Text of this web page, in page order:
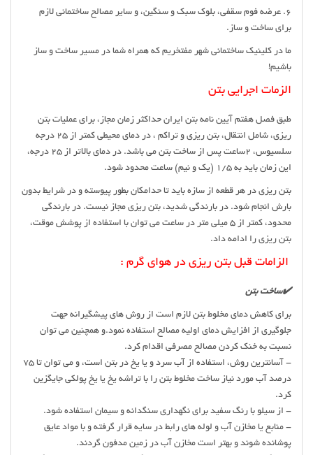
6. عرضه فوم سقفی، بلوک سبک و سنگین، و سایر مصالح ساختمانی لازم
برای ساخت و ساز.
ما در کلینیک ساختمانی شهر مفتخریم که همراه شما در مسیر ساخت و ساز
باشیم!
الزمات اجرایی بتن
طبق فصل هفتم آیین نامه بتن ایران حداکثر زمان مجاز، برای عملیات بتن
ریزی، شامل انتقال، بتن ریزی و تراکم ، در دمای محیطی کمتر از ۲۵ درجه
سلسیوس، ۲ساعت پس از ساخت بتن می باشد. در دمای بالاتر از ۲۵ درجه،
این زمان باید به ۱/۵ (یک و نیم) ساعت محدود شود.
بتن ریزی در هر قطعه از سازه باید تا حدامکان بطور پیوسته و در شرایط بدون
بارش انجام شود. در بارندگی شدید، بتن ریزی مجاز نیست. در بارندگی
محدود، کمتر از ۵ میلی متر در ساعت می توان با استفاده از پوشش موقت،
بتن ریزی را ادامه داد.
الزامات قبل بتن ریزی در هوای گرم :
✔️ساخت بتن
برای کاهش دمای مخلوط بتن لازم است از روش های پیشگیرانه جهت
جلوگیری از افزایش دمای اولیه مصالح استفاده نمود.و همچنین می توان
نسبت به خنک کردن مصالح مصرفی اقدام کرد.
- آسانترین روش، استفاده از آب سرد و یا یخ در بتن است، و می توان تا ۷۵
درصد آب مورد نیاز ساخت مخلوط بتن را با تراشه یخ یا یخ پولکی جایگزین
کرد.
- از سیلو با رنگ سفید برای نگهداری سنگدانه و سیمان استفاده شود.
- منابع یا مخازن آب و لوله های رابط در سایه قرار گرفته و با مواد عایق
پوشانده شوند و بهتر است مخازن آب در زمین مدفون گردند.